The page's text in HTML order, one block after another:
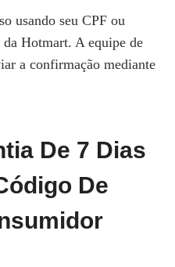
usando seu CPF ou
Hotmart. A equipe de
a confirmação mediante
De 7 Dias
De